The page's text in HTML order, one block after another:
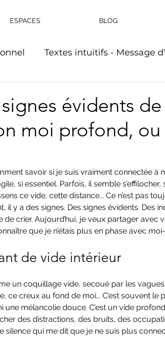
ESPACES BLOG
Textes intuitifs - Message
évidents
moi profond, ou
savoir si je suis vraiment connectée à
si essentiel. Parfois, il semble
ce vide, cette distance... Ce n’est pas
il y a des signes. Des signes évidents. Des
crier. Aujourd’hui, je veux partager avec
que je n’étais plus en phase avec
de vide intérieur
un coquillage vide, secoué par les
ce creux au fond de moi... C’est souvent le
une mélancolie douce. C’est un vide
des distractions, des bruits, des
silence qui me dit que je ne suis plus